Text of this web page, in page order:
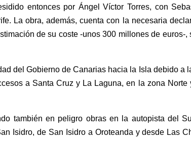
entonces por Ángel Víctor Torres, con
La obra, además, cuenta con la necesaria
de su coste -unos 300 millones de
del Gobierno de Canarias hacia la Isla debido
a Santa Cruz y La Laguna, en la zona
también en peligro obras en la autopista del
Isidro, de San Isidro a Oroteanda y desde Las